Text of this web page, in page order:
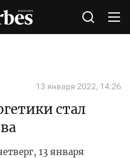
13 января 2022, 14:26
стал
13 января